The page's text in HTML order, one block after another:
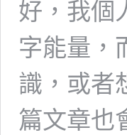
好，我個
字能量，
識，或者
篇文章也